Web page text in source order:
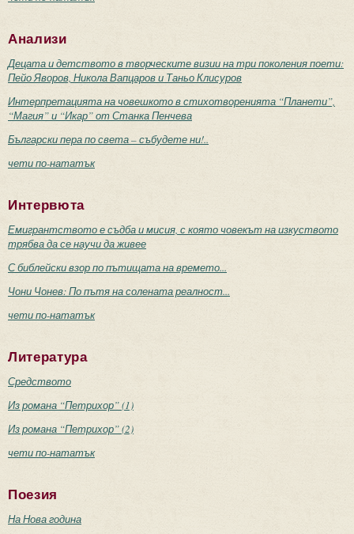
Анализи
Децата и детството в творческите визии на три поколения поети:
Пейо Яворов, Никола Вапцаров и Таньо Клисуров
Интерпретацията на човешкото в стихотворенията “Планети”,
“Магия” и “Икар” от Станка Пенчева
Български пера по света – събудете ни!..
чети по-нататък
Интервюта
Емигрантството е съдба и мисия, с която човекът на изкуството
трябва да се научи да живее
С библейски взор по пътищата на времето...
Чони Чонев: По пътя на солената реалност...
чети по-нататък
Литература
Средството
Из романа “Петрихор” (1)
Из романа “Петрихор” (2)
чети по-нататък
Поезия
На Нова година